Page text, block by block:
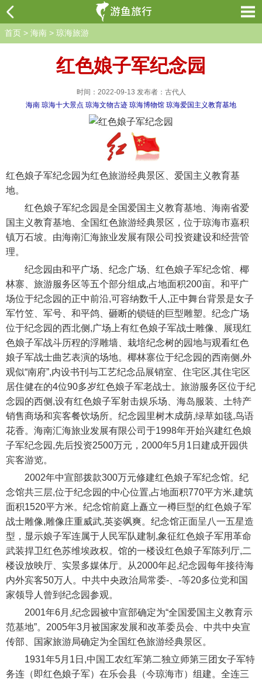
首页 > 海南 > 琼海旅游
红色娘子军纪念园
时间：2022-09-13 发布者：古代人
海南 琼海十大景点 琼海文物古迹 琼海博物馆 琼海爱国主义教育基地
红色娘子军纪念园为红色旅游经典景区、爱国主义教育基
地。
红色娘子军纪念园是全国爱国主义教育基地、海南省爱
国主义教育基地、全国红色旅游经典景区，位于琼海市嘉积
镇万石坡。由海南汇海旅业发展有限公司投资建设和经营管
理。
纪念园由和平广场、纪念广场、红色娘子军纪念馆、椰
林寨、旅游服务区等五个部分组成,占地面积200亩。和平广
场位于纪念园的正中前沿,可容纳数千人,正中舞台背景是女子
军竹笠、军号、和平鸽、砸断的锁链的巨型雕塑。纪念广场
位于纪念园的西北侧,广场上有红色娘子军战士雕像、展现红
色娘子军战斗历程的浮雕墙、栽培纪念树的园地与观看红色
娘子军战士曲艺表演的场地。椰林寨位于纪念园的西南侧,外
观似“南府”,内设书刊与工艺纪念品展销室、住宅区,其住宅区
居住健在的4位90多岁红色娘子军老战士。旅游服务区位于纪
念园的西侧,设有红色娘子军射击娱乐场、海岛服装、土特产
销售商场和宾客餐饮场所。纪念园里树木成荫,绿草如毯,鸟语
花香。海南汇海旅业发展有限公司于1998年开始兴建红色娘
子军纪念园,先后投资2500万元，2000年5月1日建成开园供
宾客游览。
2002年中宣部拨款300万元修建红色娘子军纪念馆。纪
念馆共三层,位于纪念园的中心位置,占地面积770平方米,建筑
面积1520平方米。纪念馆前庭上矗立一樽巨型的红色娘子军
战士雕像,雕像庄重威武,英姿飒爽。纪念馆正面呈八一五星造
型，显示娘子军连属于人民军队建制,象征红色娘子军用革命
武装捍卫红色苏维埃政权。馆的一楼设红色娘子军陈列厅,二
楼设放映厅、实景多媒体厅。从2000年起,纪念园每年接待海
内外宾客50万人。中共中央政治局常委-、-等20多位党和国
家领导人曾到纪念园参观。
2001年6月,纪念园被中宣部确定为“全国爱国主义教育示
范基地”。2005年3月被国家发展和改革委员会、中共中央宣
传部、国家旅游局确定为全国红色旅游经典景区。
1931年5月1日,中国工农红军第二独立师第三团女子军特
务连（即红色娘子军）在乐会县（今琼海市）组建。全连三